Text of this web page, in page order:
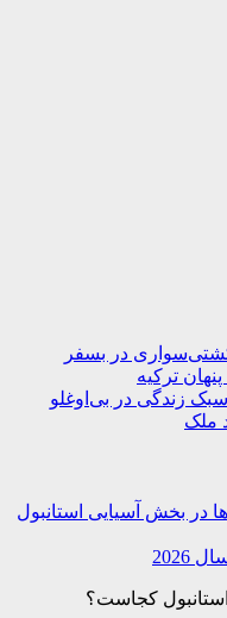
زندگی در بی‌اوغلو
در بخش آسیایی استانبول
کجاست؟